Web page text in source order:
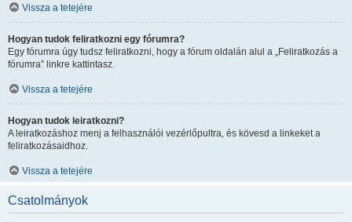
Vissza a tetejére
Hogyan tudok feliratkozni egy fórumra?
Egy fórumra úgy tudsz feliratkozni, hogy a fórum oldalán alul a „Feliratkozás a
fórumra” linkre kattintasz.
Vissza a tetejére
Hogyan tudok leiratkozni?
A leiratkozáshoz menj a felhasználói vezérlőpultra, és kövesd a linkeket a
feliratkozásaidhoz.
Vissza a tetejére
Csatolmányok